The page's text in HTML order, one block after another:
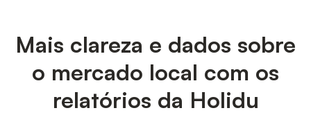
Mais clareza e dados sobre
o mercado local com os
relatórios da Holidu